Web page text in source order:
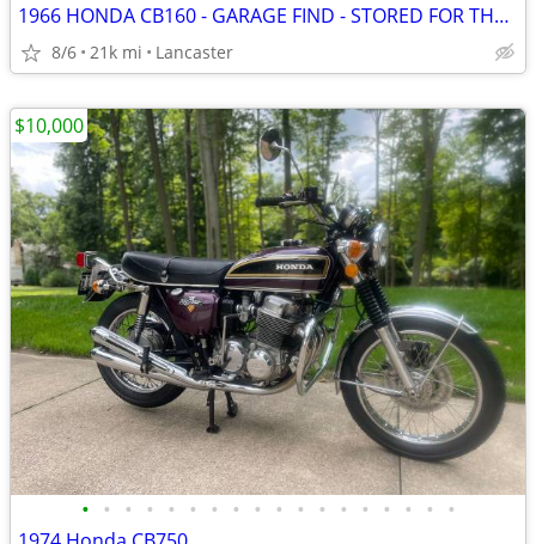
1966 HONDA CB160 - GARAGE FIND - STORED FOR THE PAST 35 YEARS
8/6 21k mi Lancaster
• • • • • • • • • • • • • • • • • •
$10,000